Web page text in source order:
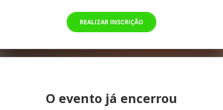
REALIZAR INSCRIÇÃO
O evento já encerrou